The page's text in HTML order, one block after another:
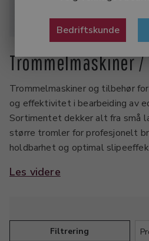
Bedriftskunde
Trommelmaskiner
Trommelmaskiner og tilbehør
og effektivitet i bearbeiding av
Sortimentet dekker alt fra små
større tromler for profesjonelt
holdbarhet og optimal
Tilbehør inkluderer
steiner. Perfekt for verksteder
utstyr med lang levetid.
Les videre
Filtrering